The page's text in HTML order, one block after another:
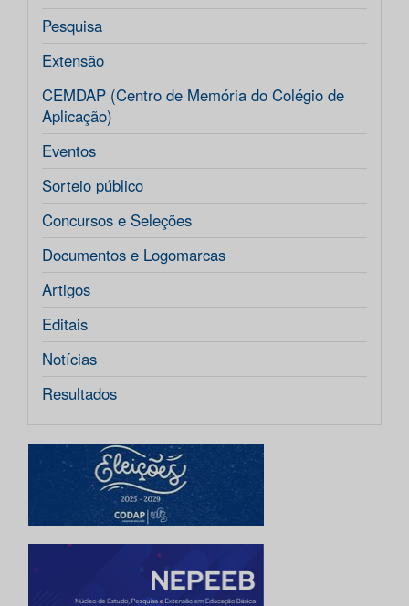
Pesquisa
Extensão
CEMDAP (Centro de Memória do Colégio de
Aplicação)
Eventos
Sorteio público
Concursos e Seleções
Documentos e Logomarcas
Artigos
Editais
Notícias
Resultados